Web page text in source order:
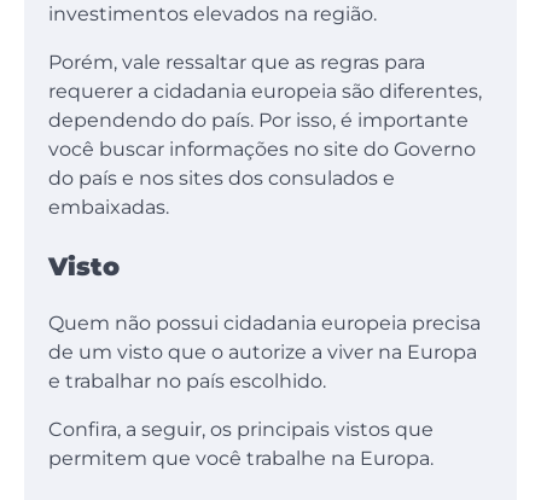
investimentos elevados na região.
Porém, vale ressaltar que as regras para
requerer a cidadania europeia são diferentes,
dependendo do país. Por isso, é importante
você buscar informações no site do Governo
do país e nos sites dos consulados e
embaixadas.
Visto
Quem não possui cidadania europeia precisa
de um visto que o autorize a viver na Europa
e trabalhar no país escolhido.
Confira, a seguir, os principais vistos que
permitem que você trabalhe na Europa.